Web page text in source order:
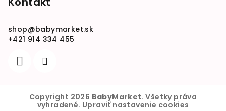
shop@babymarket.sk
+421 914 334 455
Copyright 2026 BabyMarket. Všetky práva
vyhradené. Upraviť nastavenie cookies